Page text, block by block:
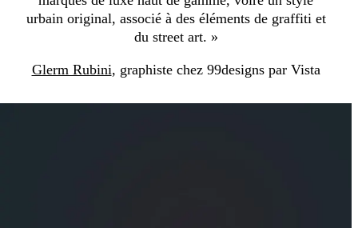
urbain original, associé à des éléments de graffiti et
du street art. »
Glerm Rubini, graphiste chez 99designs par Vista